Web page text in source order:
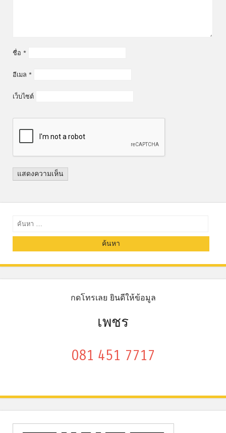
ชื่อ *
อีเมล *
เว็บไซต์
ค้นหา
กดโทรเลย ยินดีให้ข้อมูล
เพชร
081 451 7717